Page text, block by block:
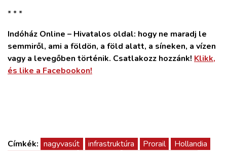
* * *
Indóház Online – Hivatalos oldal: hogy ne maradj le
semmiről, ami a földön, a föld alatt, a síneken, a vízen
vagy a levegőben történik. Csatlakozz hozzánk! Klikk,
és like a Facebookon!
Címkék: nagyvasút infrastruktúra Prorail
Hollandia